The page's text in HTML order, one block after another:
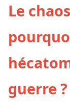
Le
guerre ?